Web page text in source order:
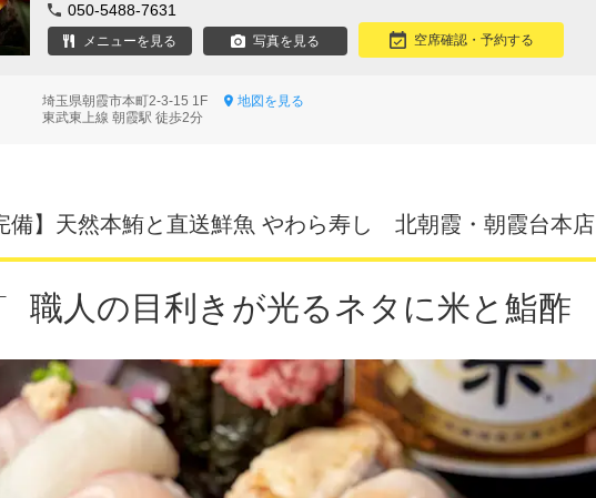
050-5488-7631
メニューを見る 写真を見る 空席確認・予約する
埼玉県朝霞市本町2-3-15 1F
地図を見る
東武東上線 朝霞駅 徒歩2分
備】天然本鮪と直送鮮魚 やわら寿し 北朝霞・朝霞台本店
職人の目利きが光るネタに米と鮨酢